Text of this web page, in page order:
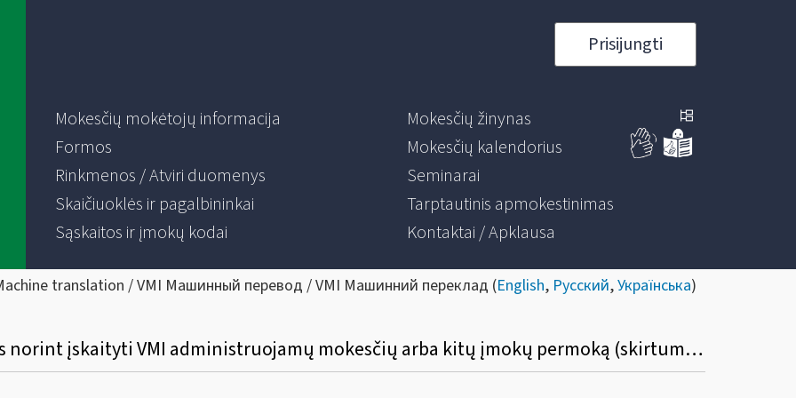
Prisijungti
Mokesčių mokėtojų informacija
Formos
Rinkmenos / Atviri duomenys
Skaičiuoklės ir pagalbininkai
Sąskaitos ir įmokų kodai
Mokesčių žinynas
Mokesčių kalendorius
Seminarai
Tarptautinis apmokestinimas
Kontaktai / Apklausa
translation / VMI Машинный перевод / VMI Машинний переклад (English, Русский,Українська)
Kuriais atvejais neteikiamas prašymas norint įskaityti VMI administruojamų mokesčių arba kitų įmokų permoką (skirtumą)?